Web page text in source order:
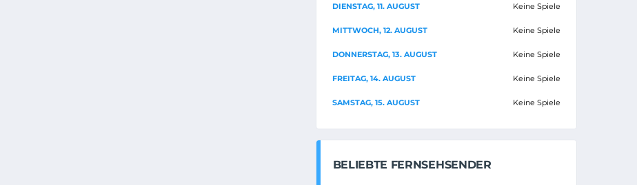
DIENSTAG, 11. AUGUST Keine Spiele
MITTWOCH, 12. AUGUST Keine Spiele
DONNERSTAG, 13. AUGUST Keine Spiele
FREITAG, 14. AUGUST Keine Spiele
SAMSTAG, 15. AUGUST Keine Spiele
BELIEBTE FERNSEHSENDER